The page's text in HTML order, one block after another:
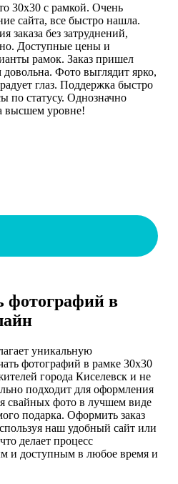
30х30 с рамкой. Очень
сайта, все быстро нашла.
заказа без затруднений,
Доступные цены и
рамок. Заказ пришел
довольна. Фото выглядит ярко,
глаз. Поддержка быстро
по статусу. Однозначно
высшем уровне!
фотографий в
уникальную
фотографий в рамке 30х30
города Киселевск и не
подходит для оформления
свайных фото в лучшем виде
подарка. Оформить заказ
наш удобный сайт или
делает процесс
и доступным в любое время и